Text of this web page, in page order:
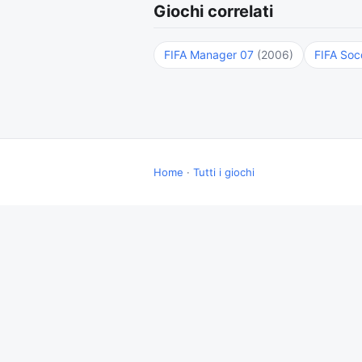
Giochi correlati
FIFA Manager 07 (2006) FIFA
Home · Tutti i giochi